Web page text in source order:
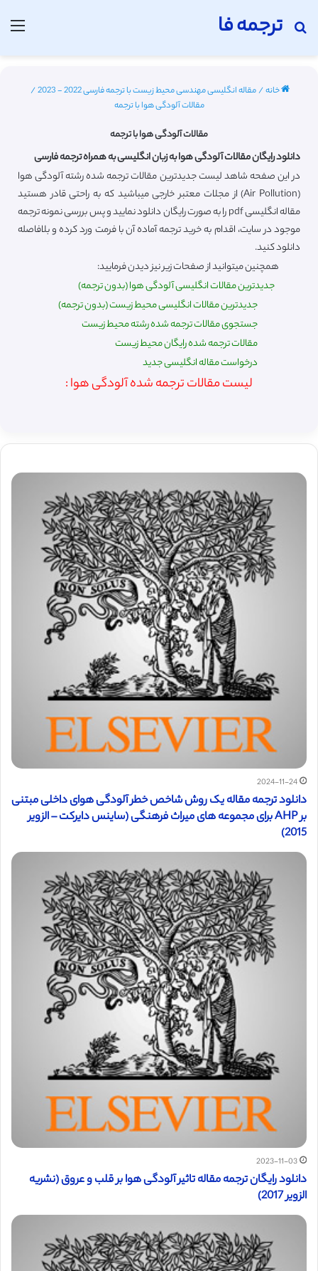
ترجمه فا
جستجو برای
خانه/مقاله انگلیسی مهندسی محیط زیست با ترجمه فارسی 2022 - 2023
/
مقالات آلودگی هوا با ترجمه
مقالات آلودگی هوا با ترجمه
دانلود رایگان مقالات آلودگی هوا به زبان انگلیسی به همراه ترجمه فارسی
در این صفحه شاهد لیست جدیدترین مقالات ترجمه شده رشته آلودگی هوا
(Air Pollution) از مجلات معتبر خارجی میباشید که به راحتی قادر هستید
مقاله انگلیسی pdf را به صورت رایگان دانلود نمایید و پس بررسی نمونه ترجمه
موجود در سایت، اقدام به خرید ترجمه آماده آن با فرمت ورد کرده و بلافاصله
دانلود کنید.
همچنین میتوانید از صفحات زیر نیز دیدن فرمایید:
جدیدترین مقالات انگلیسی آلودگی هوا (بدون ترجمه)
جدیدترین مقالات انگلیسی محیط زیست (بدون ترجمه)
جستجوی مقالات ترجمه شده رشته محیط زیست
مقالات ترجمه شده رایگان محیط زیست
درخواست مقاله انگلیسی جدید
لیست مقالات ترجمه شده آلودگی هوا :
2024-11-24
دانلود ترجمه مقاله یک روش شاخص خطر آلودگی هوای داخلی مبتنی
بر AHP برای مجموعه های میراث فرهنگی (ساینس دایرکت – الزویر
2015)
2023-11-03
دانلود رایگان ترجمه مقاله تاثیر آلودگی هوا بر قلب و عروق (نشریه
الزویر 2017)